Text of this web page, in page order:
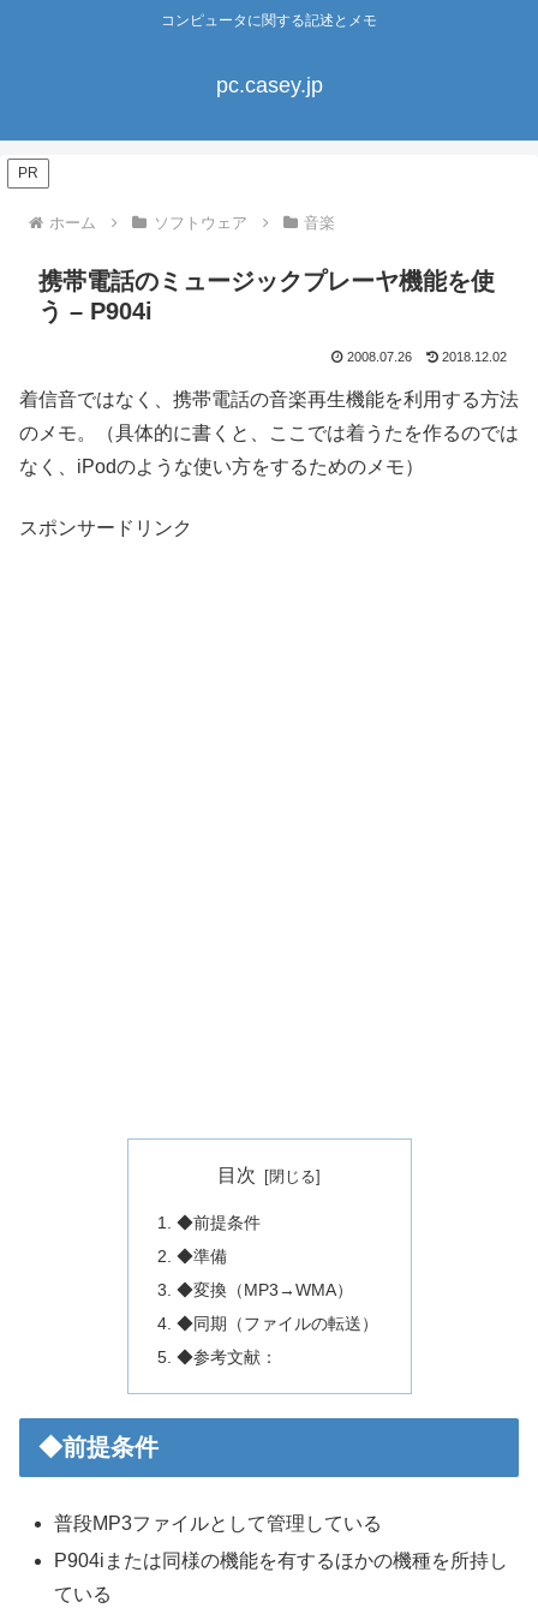
コンピュータに関する記述とメモ
pc.casey.jp
PR
ホーム ソフトウェア 音楽
携帯電話のミュージックプレーヤ機能を使
う – P904i
2008.07.26 2018.12.02
着信音ではなく、携帯電話の音楽再生機能を利用する方法
のメモ。（具体的に書くと、ここでは着うたを作るのでは
なく、iPodのような使い方をするためのメモ）
スポンサードリンク
目次
◆前提条件
◆準備
◆変換（MP3→WMA）
◆同期（ファイルの転送）
◆参考文献：
◆前提条件
普段MP3ファイルとして管理している
P904iまたは同様の機能を有するほかの機種を所持し
ている